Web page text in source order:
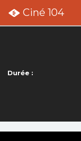
Ciné 104
Durée :